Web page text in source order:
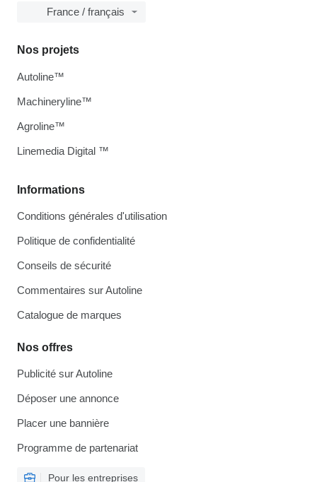
France / français
Informations
Conditions générales d'utilisation
Politique de confidentialité
Conseils de sécurité
Commentaires sur Autoline
Catalogue de marques
Nos offres
Publicité sur Autoline
Déposer une annonce
Placer une bannière
Programme de partenariat
Pour les entreprises
Nos projets
Autoline™
Machineryline™
Agroline™
Linemedia Digital ™